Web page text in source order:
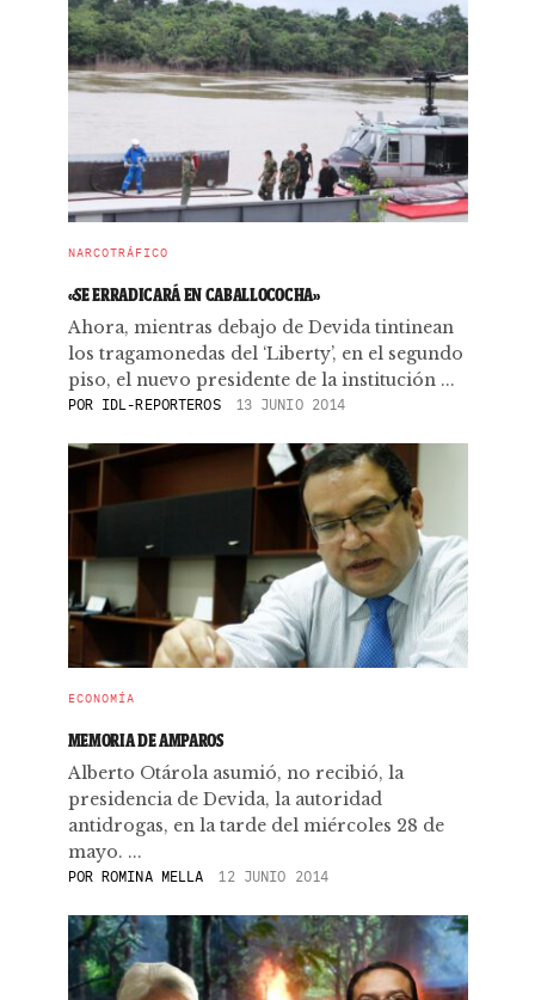
NARCOTRÁFICO
«SE ERRADICARÁ EN CABALLOCOCHA»
Ahora, mientras debajo de Devida tintinean
los tragamonedas del ‘Liberty’, en el segundo
piso, el nuevo presidente de la institución ...
POR IDL-REPORTEROS 13 JUNIO 2014
ECONOMÍA
MEMORIA DE AMPAROS
Alberto Otárola asumió, no recibió, la
presidencia de Devida, la autoridad
antidrogas, en la tarde del miércoles 28 de
mayo. ...
POR ROMINA MELLA 12 JUNIO 2014